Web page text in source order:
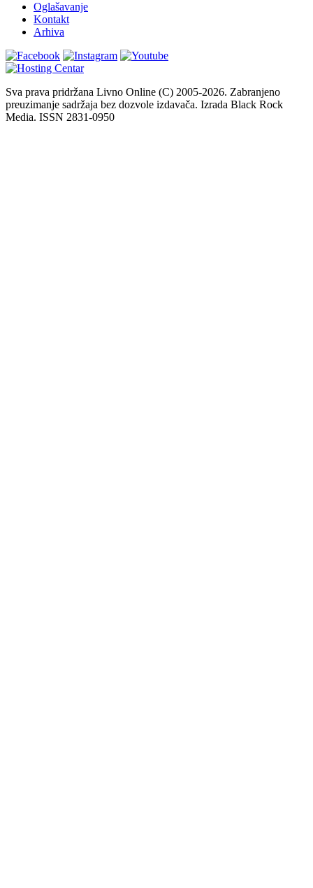
Oglašavanje
Kontakt
Arhiva
Sva prava pridržana Livno Online (C) 2005-2026. Zabranjeno
preuzimanje sadržaja bez dozvole izdavača. Izrada Black Rock
Media. ISSN 2831-0950